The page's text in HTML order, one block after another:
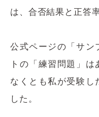
は、合否結果と正答
公式ページの「サン
トの「練習問題」
なくとも私が受験し
した。